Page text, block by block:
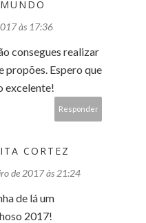
às 17:36
consegues realizar
propões. Espero que
excelente!
Responder
CORTEZ
de 2017 às 21:24
de lá um
2017!